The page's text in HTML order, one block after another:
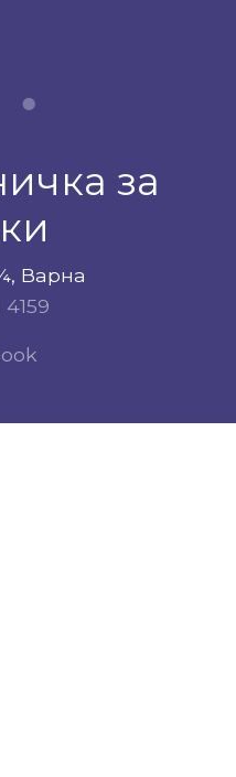
за
Варна
4159